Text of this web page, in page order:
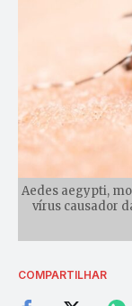
Aedes aegypti,
vírus causador
COMPARTILHAR